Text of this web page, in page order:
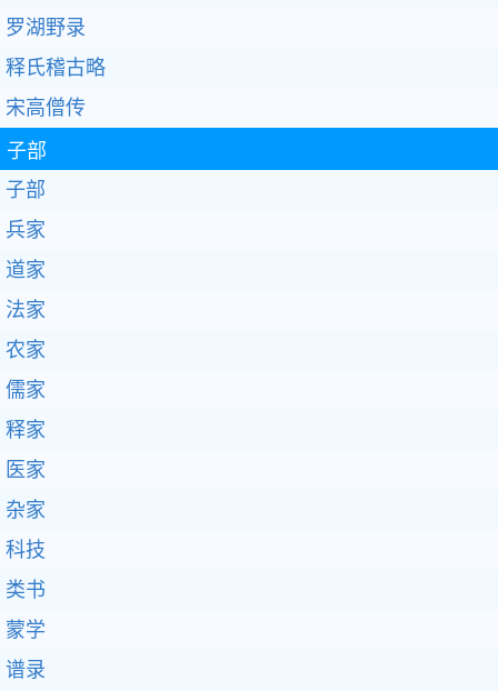
罗湖野录
释氏稽古略
宋高僧传
子部
子部
兵家
道家
法家
农家
儒家
释家
医家
杂家
科技
类书
蒙学
谱录